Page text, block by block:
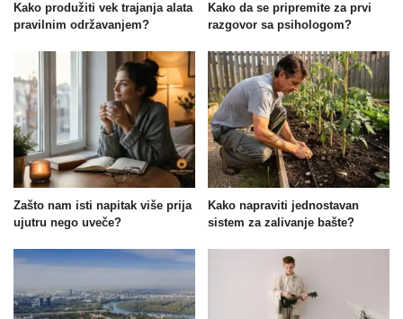
Kako produžiti vek trajanja alata
pravilnim održavanjem?
Kako da se pripremite za prvi
razgovor sa psihologom?
Zašto nam isti napitak više prija
ujutru nego uveče?
Kako napraviti jednostavan
sistem za zalivanje bašte?